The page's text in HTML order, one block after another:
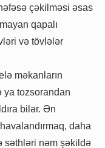
çəkilməsi əsas
qapalı
və tövlələr
məkanların
ya tozsorandan
bilər. Ən
daha
səthləri nəm şəkildə